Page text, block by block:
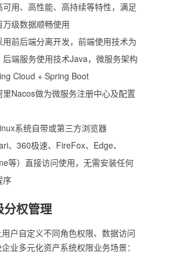
可用、高性能、高持续等特性，满足
万级数据顺畅使用
用前后端分离开发，前端使用技术为
后端服务使用技术Java，微服务架构
Cloud + Spring Boot
里Nacos做为微服务注册中心及配置
系统自带或第三方浏览器
、360极速、FireFox、Edge、
等）直接访问使用，无需安装任何
序
分权管理
户自定义不同角色权限、数据访问
业多元化资产系统权限业务场景：